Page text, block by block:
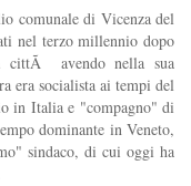
comunale di Vicenza del
nel terzo millennio dopo
cittÃ avendo nella sua
era socialista ai tempi del
in Italia e "compagno" di
dominante in Veneto,
sindaco, di cui oggi ha